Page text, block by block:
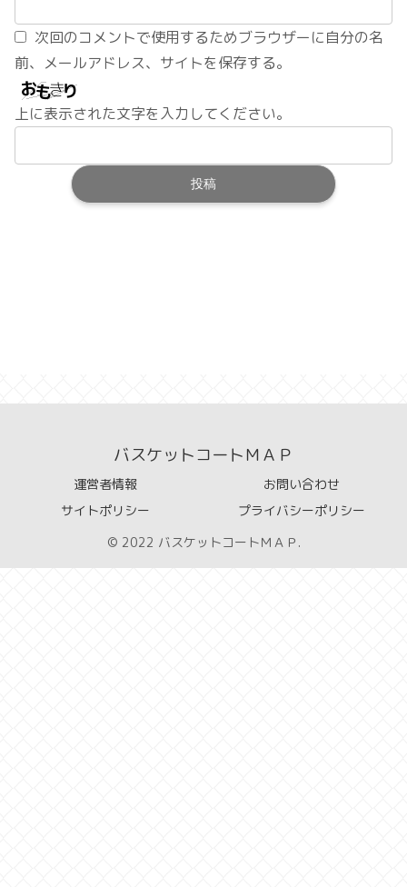
次回のコメントで使用するためブラウザーに自分の名
前、メールアドレス、サイトを保存する。
上に表示された文字を入力してください。
バスケットコートＭＡＰ
運営者情報
お問い合わせ
サイトポリシー
プライバシーポリシー
© 2022 バスケットコートＭＡＰ.